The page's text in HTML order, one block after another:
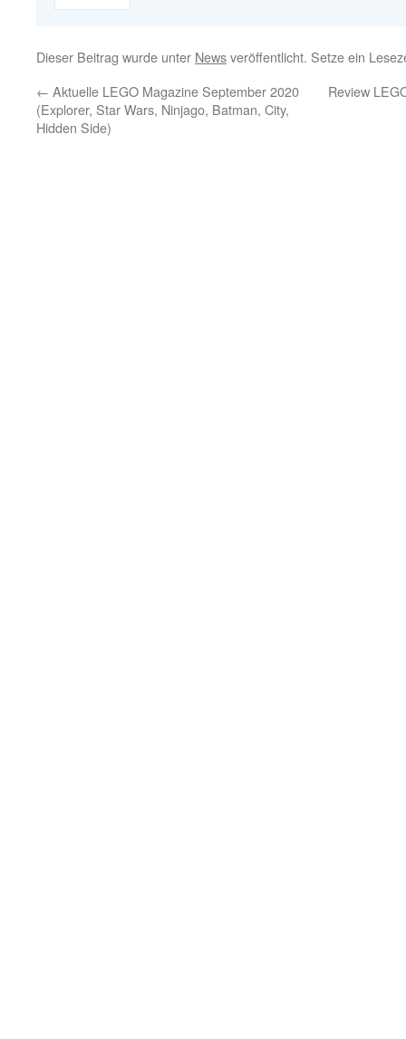
Dieser Beitrag wurde unter Newsveröffentlicht. Setze ein
← Aktuelle LEGO Magazine September 2020
(Explorer, Star Wars, Ninjago, Batman, City,
Hidden Side)
Review